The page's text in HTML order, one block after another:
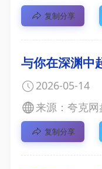
复制分享
与你在深渊中
2026-05-14
来源：夸克网
复制分享